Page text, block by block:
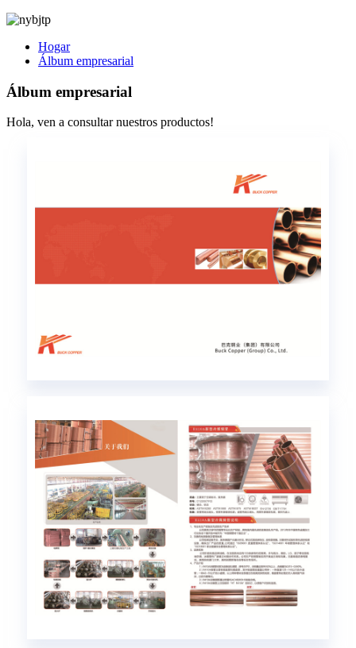
Hogar
Álbum empresarial
Álbum empresarial
Hola, ven a consultar nuestros productos!